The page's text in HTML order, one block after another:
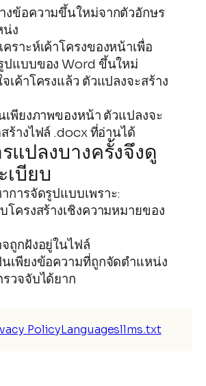
งข้อความขึ้นใหม่จากตัวอักษร
ง
คราะห์เค้าโครงของหน้าเพื่อ
ปแบบของ Word ขึ้นใหม่
เค้าโครงแล้ว ตัวแปลงจะสร้าง
เพียงภาพของหน้า ตัวแปลงจะ
สร้างไฟล์ .docx ที่อ่านได้
แปลงบางครั้งจึงดู
เบียบ
การจัดรูปแบบเพราะ:
บโครงสร้างเชิงความหมายของ
ถูกฝังอยู่ในไฟล์
นเพียงข้อความที่ถูกจัดตำแหน่ง
วจจับได้ยาก
PolicyLanguagesllms.txt